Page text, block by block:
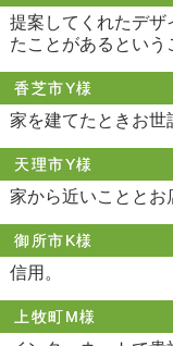
提案してくれたデザ
たことがあるという
香芝市Y様
家を建てたときお世
天理市Y様
家から近いこととお
御所市K様
信用。
上牧町M様